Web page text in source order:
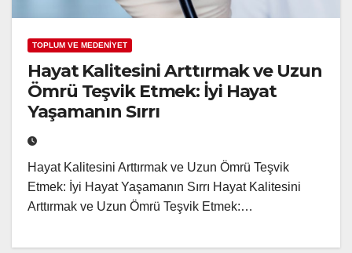
TOPLUM VE MEDENİYET
Hayat Kalitesini Arttırmak ve Uzun
Ömrü Teşvik Etmek: İyi Hayat
Yaşamanın Sırrı
Hayat Kalitesini Arttırmak ve Uzun Ömrü Teşvik
Etmek: İyi Hayat Yaşamanın Sırrı Hayat Kalitesini
Arttırmak ve Uzun Ömrü Teşvik Etmek:…